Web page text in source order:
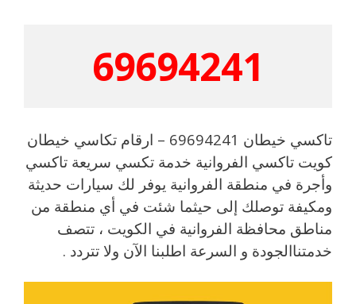
69694241
تاكسي خيطان 69694241 – ارقام تكاسي خيطان
كويت تاكسي الفروانية خدمة تكسي سريعة تاكسي
وأجرة في منطقة الفروانية يوفر لك سيارات حديثة
ومكيفة توصلك إلى حيثما شئت في أي منطقة من
مناطق محافظة الفروانية في الكويت ، تتصف
خدمتناالجودة و السرعة اطلبنا الآن ولا تتردد .